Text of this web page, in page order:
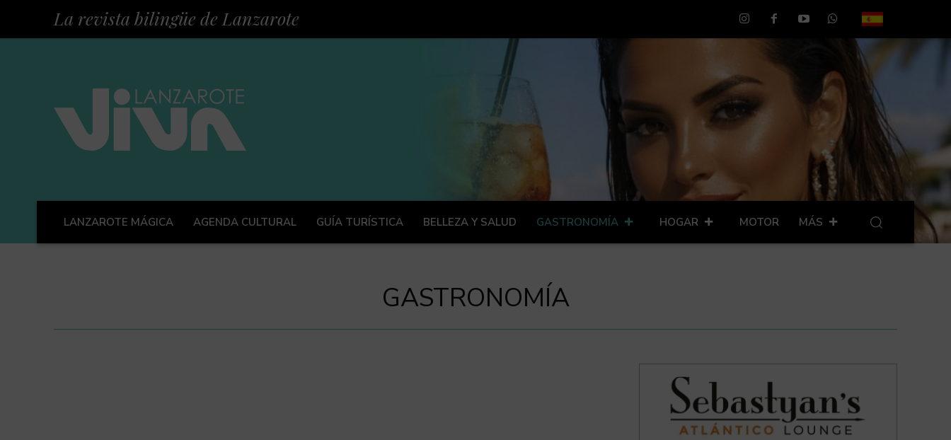
La revista bilingüe de Lanzarote
LANZAROTE MÁGICA AGENDA CULTURAL GUÍA TURÍSTICA BELLEZA Y SALUD GASTRONOMÍA HOGAR MOTOR MÁS
GASTRONOMÍA